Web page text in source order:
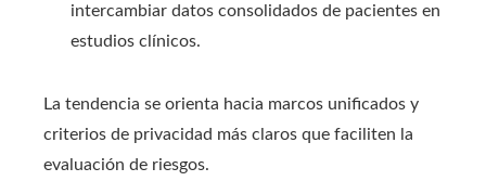
intercambiar datos consolidados de pacientes en
estudios clínicos.
La tendencia se orienta hacia marcos unificados y
criterios de privacidad más claros que faciliten la
evaluación de riesgos.